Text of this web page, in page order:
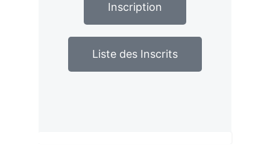
Inscription
Liste des Inscrits